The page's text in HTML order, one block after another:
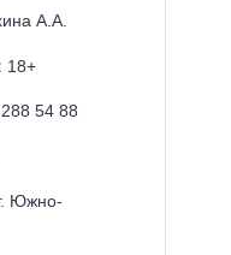
А.А.
18+
54 88
Южно-